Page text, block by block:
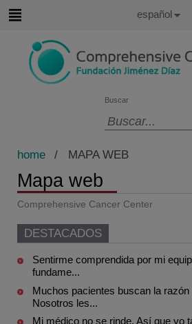
contenido
Buscar
idioma
Idioma
Español
home / MAPA WEB
Mapa web
Comprehensive Cancer Center
DESTACADOS
Sentirme comprendida por mi
fundame...
Muchos pacientes buscan la razón
Nosotros les...
Mi médico no se rinde. Así que yo